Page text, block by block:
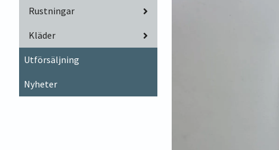
Rustningar
Kläder
Utförsäljning
Nyheter